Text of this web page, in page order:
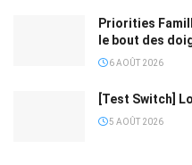
Priorities
le bout des
6 AOÛT 2026
[Test Switch]
5 AOÛT 2026